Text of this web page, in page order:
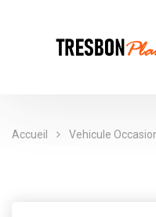
Accueil Vehicule